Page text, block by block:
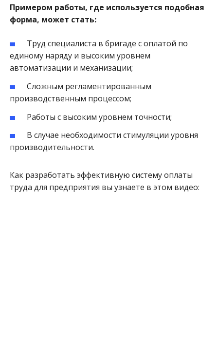
Примером работы, где используется подобная
форма, может стать:
Труд специалиста в бригаде с оплатой по
единому наряду и высоким уровнем
автоматизации и механизации;
Сложным регламентированным
производственным процессом;
Работы с высоким уровнем точности;
В случае необходимости стимуляции уровня
производительности.
Как разработать эффективную систему оплаты
труда для предприятия вы узнаете в этом видео: